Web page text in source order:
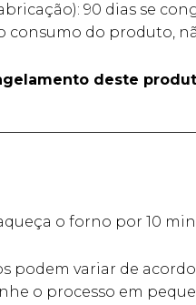
90 dias se
consumo do produto,
deste
o forno por 10
podem variar de
o processo em